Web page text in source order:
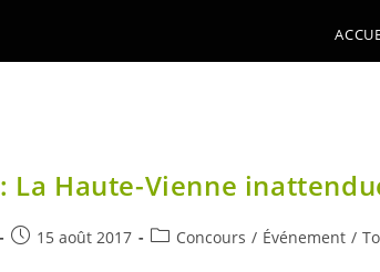
La Haute-Vienne
Publication
15 août 2017
PostConcours / Événement /